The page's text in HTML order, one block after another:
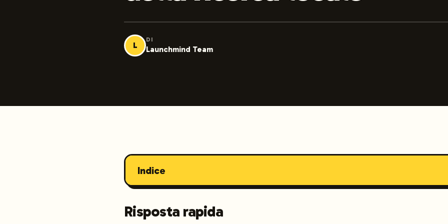
L
DI
Launchmind Team
Indice
Risposta rapida